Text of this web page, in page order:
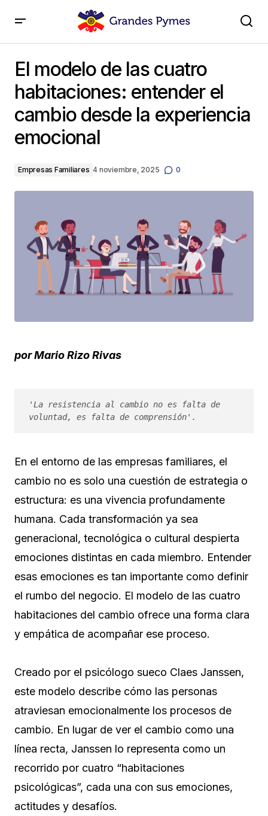
cambio desde la experiencia emocional
El modelo de las cuatro
habitaciones: entender el
cambio desde la experiencia
emocional
Empresas Familiares 4 noviembre, 2025 0
por Mario Rizo Rivas
'La resistencia al cambio no es falta de
voluntad, es falta de comprensión'.
En el entorno de las empresas familiares, el
cambio no es solo una cuestión de estrategia o
estructura: es una vivencia profundamente
humana. Cada transformación ya sea
generacional, tecnológica o cultural despierta
emociones distintas en cada miembro. Entender
esas emociones es tan importante como definir
el rumbo del negocio. El modelo de las cuatro
habitaciones del cambio ofrece una forma clara
y empática de acompañar ese proceso.
Creado por el psicólogo sueco Claes Janssen,
este modelo describe cómo las personas
atraviesan emocionalmente los procesos de
cambio. En lugar de ver el cambio como una
línea recta, Janssen lo representa como un
recorrido por cuatro “habitaciones
psicológicas”, cada una con sus emociones,
actitudes y desafíos.